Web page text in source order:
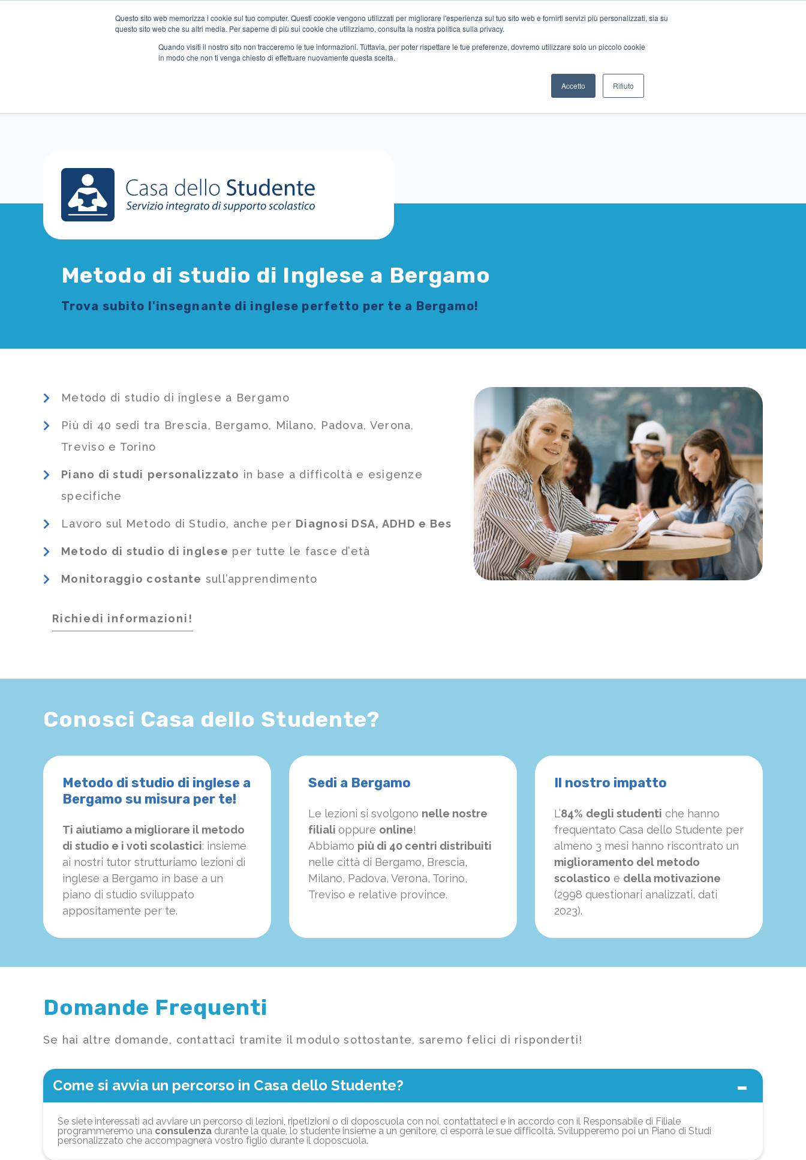
Questo sito web memorizza i cookie sul tuo computer. Questi cookie vengono utilizzati per migliorare l'esperienza sul tuo sito web e fornirti servizi più personalizzati, sia su
questo sito web che su altri media. Per saperne di più sui cookie che utilizziamo, consulta la nostra politica sulla privacy.
Quando visiti il ​​nostro sito non tracceremo le tue informazioni. Tuttavia, per poter rispettare le tue preferenze, dovremo utilizzare solo un piccolo cookie
in modo che non ti venga chiesto di effettuare nuovamente questa scelta.
Accetto Rifiuto
Metodo di studio di Inglese a Bergamo
Trova subito l'insegnante di inglese perfetto per te a Bergamo!
Metodo di studio di inglese a Bergamo
Più di 40 sedi tra Brescia, Bergamo, Milano, Padova, Verona,
Treviso e Torino
Piano di studi personalizzato in base a difficoltà e esigenze
specifiche
Lavoro sul Metodo di Studio, anche per Diagnosi DSA, ADHD e Bes
Metodo di studio di inglese per tutte le fasce d’età
Monitoraggio costante sull’apprendimento
Richiedi informazioni!
Conosci Casa dello Studente?
Metodo di studio di inglese a
Bergamo su misura per te!
Ti aiutiamo a migliorare il metodo
di studio e i voti scolastici: insieme
ai nostri tutor strutturiamo lezioni di
inglese a Bergamo in base a un
piano di studio sviluppato
appositamente per te.
Sedi a Bergamo
Le lezioni si svolgono nelle nostre
filiali oppure online!
Abbiamo più di 40 centri distribuiti
nelle città di Bergamo, Brescia,
Milano, Padova, Verona, Torino,
Treviso e relative province.
Il nostro impatto
L’84% degli studenti che hanno
frequentato Casa dello Studente per
almeno 3 mesi hanno riscontrato un
miglioramento del metodo
scolastico e della motivazione
(2998 questionari analizzati, dati
2023).
Domande Frequenti
Se hai altre domande, contattaci tramite il modulo sottostante, saremo felici di risponderti!
Come si avvia un percorso in Casa dello Studente?
Se siete interessati ad avviare un percorso di lezioni, ripetizioni o di doposcuola con noi, contattateci e in accordo con il Responsabile di Filiale
programmeremo una consulenza durante la quale, lo studente insieme a un genitore, ci esporrà le sue difficoltà. Svilupperemo poi un Piano di Studi
personalizzato che accompagnerà vostro figlio durante il doposcuola.